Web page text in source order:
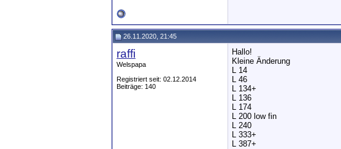
26.11.2020, 21:45
raffi
Welspapa
Registriert seit: 02.12.2014
Beiträge: 140
Hallo!
Kleine Änderung
L 14
L 46
L 134+
L 136
L 174
L 200 low fin
L 240
L 333+
L 387+